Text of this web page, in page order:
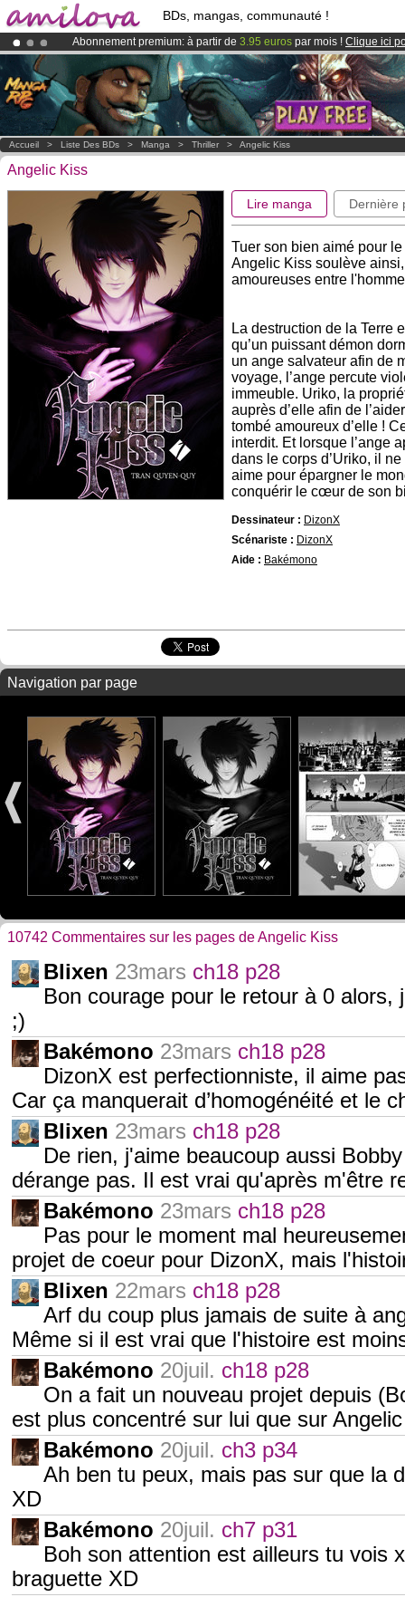
BDs, mangas, communauté !
Abonnement premium: à partir de 3.95 euros par mois ! Clique ici
LeKickstarter Amilova est désormais lancé!.
Déjà 100000membreset 1000BDs & Mangas!
Accueil > Liste Des BDs > Manga > Thriller > Angelic Kiss
Angelic Kiss
Lire manga Dernière
Tuer son bien aimé pour
Angelic Kiss soulève
amoureuses entre
La destruction de la Terre
qu’un puissant démon
un ange salvateur afin de
voyage, l’ange percute
immeuble. Uriko, la
auprès d’elle afin de
tombé amoureux d’elle !
interdit. Et lorsque l’ange
dans le corps d’Uriko, il
aime pour épargner le
conquérir le cœur de son
Dessinateur : DizonX
Scénariste : DizonX
Aide : Bakémono
Navigation par page
10742 Commentaires sur les pages de Angelic Kiss
Blixen 23mars ch18 p28
Bon courage pour le retour à 0
;)
Bakémono 23mars ch18 p28
DizonX est perfectionniste, il aime
Car ça manquerait d’homogénéité et le
Blixen 23mars ch18 p28
De rien, j'aime beaucoup aussi
dérange pas. Il est vrai qu'après m'être
Bakémono 23mars ch18 p28
Pas pour le moment mal
projet de coeur pour DizonX, mais
Blixen 22mars ch18 p28
Arf du coup plus jamais de suite à
Même si il est vrai que l'histoire est
Bakémono 20juil. ch18 p28
On a fait un nouveau projet depuis
est plus concentré sur lui que sur
Bakémono 20juil. ch3 p34
Ah ben tu peux, mais pas sur que la
XD
Bakémono 20juil. ch7 p31
Boh son attention est ailleurs tu vois
braguette XD